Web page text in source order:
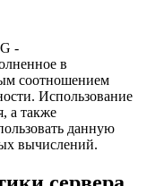
-
в
соотношением
Использование
а также
данную
вычислений.